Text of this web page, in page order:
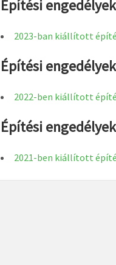
Építési
2023-ban kiállított
Építési
2022-ben kiállított
Építési
2021-ben kiállított